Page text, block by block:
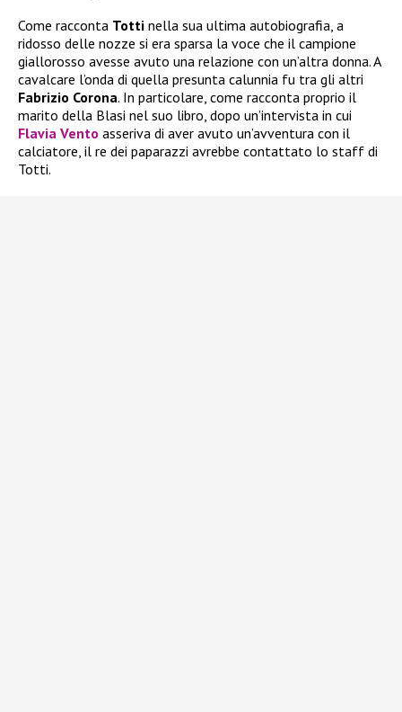
Come racconta Totti nella sua ultima autobiografia, a
ridosso delle nozze si era sparsa la voce che il campione
giallorosso avesse avuto una relazione con un’altra donna. A
cavalcare l’onda di quella presunta calunnia fu tra gli altri
Fabrizio Corona. In particolare, come racconta proprio il
marito della Blasi nel suo libro, dopo un’intervista in cui
Flavia Vento asseriva di aver avuto un’avventura con il
calciatore, il re dei paparazzi avrebbe contattato lo staff di
Totti.